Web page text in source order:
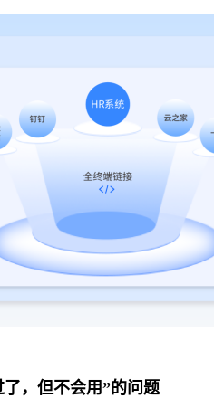
，但不会用”的问题